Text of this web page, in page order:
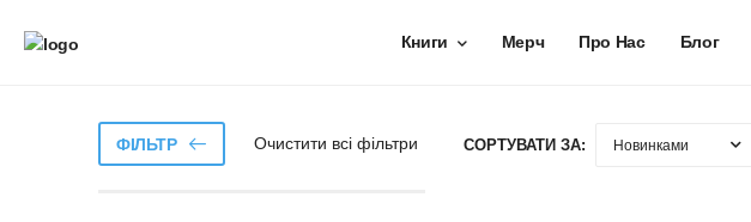
Книги Мерч Про Нас Блог
ФІЛЬТР Очистити всі фільтри СОРТУВАТИ ЗА: